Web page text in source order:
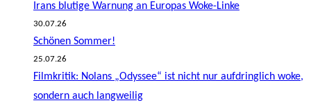
Irans blutige Warnung an Europas Woke-Linke
30.07.26
Schönen Sommer!
25.07.26
Filmkritik: Nolans „Odyssee“ ist nicht nur aufdringlich woke,
sondern auch langweilig